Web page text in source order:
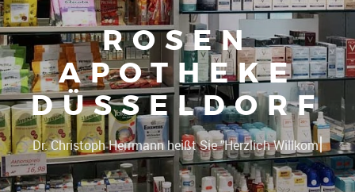
ROSEN
APOTHEKE
DÜSSELDORF
Dr. Christoph|